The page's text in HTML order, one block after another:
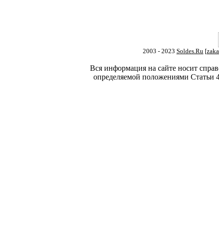
2003 - 2023 Soldes.Ru [
Вся информация на сайте носит
определяемой положениями Статьи